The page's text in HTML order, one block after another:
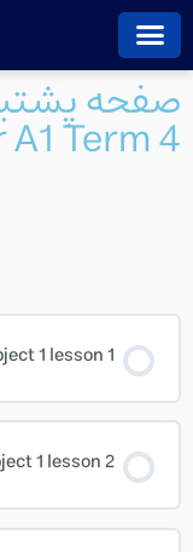
رفتن
به
محتوا
Term 4
1 lesson 1
1 lesson 2